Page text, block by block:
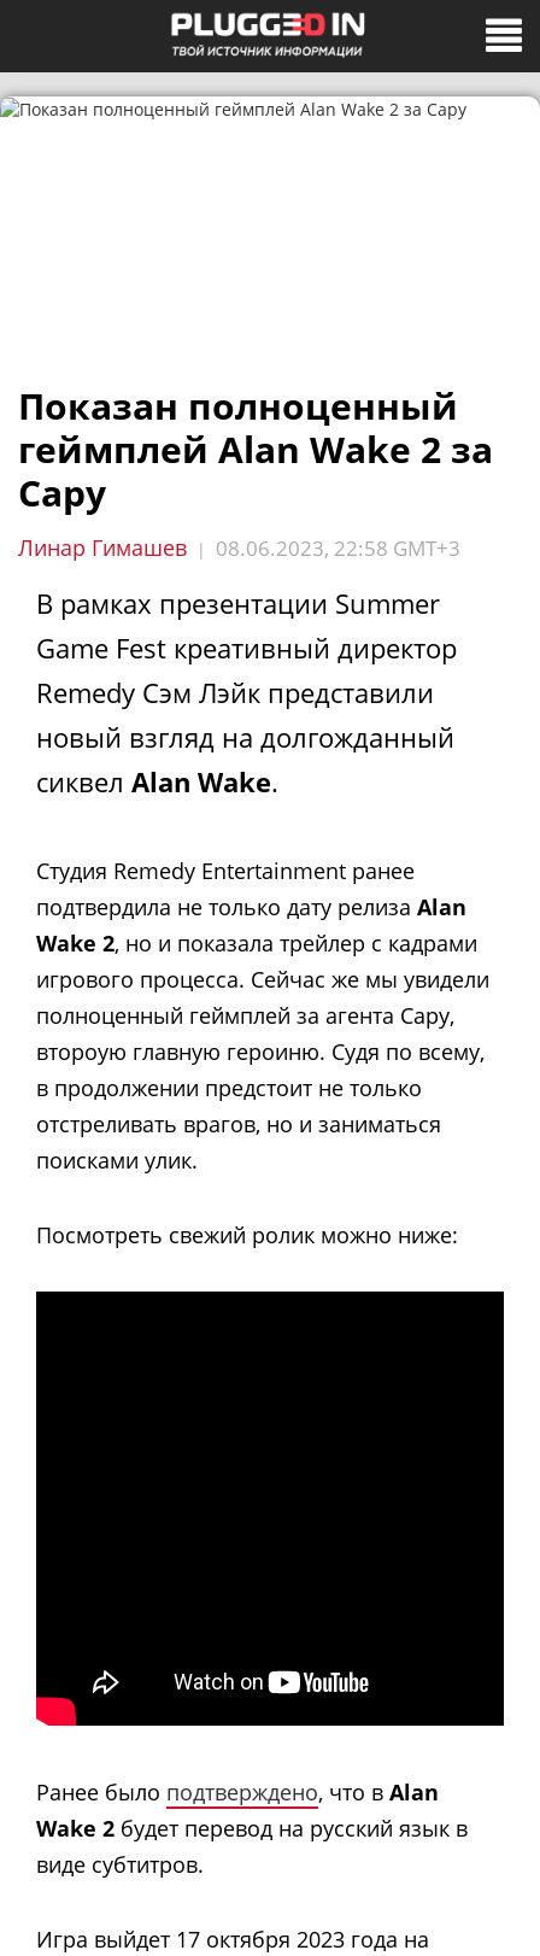
Показан полноценный
геймплей Alan Wake 2 за
Сару
Линар Гимашев | 08.06.2023, 22:58 GMT+3
В рамках презентации Summer
Game Fest креативный директор
Remedy Сэм Лэйк представили
новый взгляд на долгожданный
сиквел Alan Wake.
Студия Remedy Entertainment ранее
подтвердила не только дату релиза Alan
Wake 2, но и показала трейлер с кадрами
игрового процесса. Сейчас же мы увидели
полноценный геймплей за агента Сару,
второую главную героиню. Судя по всему,
в продолжении предстоит не только
отстреливать врагов, но и заниматься
поисками улик.
Посмотреть свежий ролик можно ниже:
Ранее было подтверждено, что в Alan
Wake 2 будет перевод на русский язык в
виде субтитров.
Игра выйдет 17 октября 2023 года на